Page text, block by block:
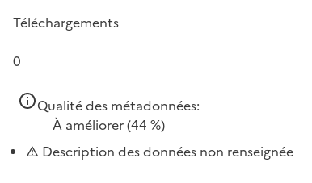
Téléchargements
0
Qualité des métadonnées:
À améliorer(44 %)
Description des données non renseignée